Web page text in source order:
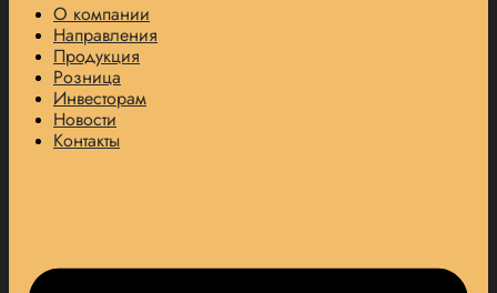
О компании
Направления
Продукция
Розница
Инвесторам
Новости
Контакты